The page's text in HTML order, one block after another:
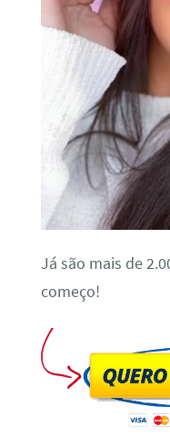
Já são mais de
começo!